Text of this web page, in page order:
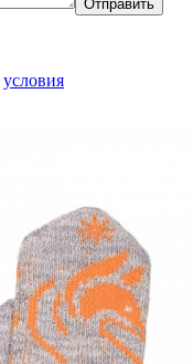
условия